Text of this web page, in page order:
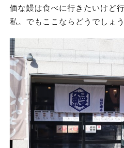
価な鰻は食べに行きたいけど
私。でもここならどうでしょ